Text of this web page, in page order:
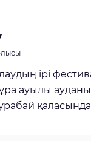
ірі
ауылы
қаласында